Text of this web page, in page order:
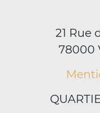
21 Rue
78000